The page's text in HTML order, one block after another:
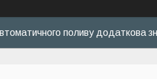
поливу додаткова